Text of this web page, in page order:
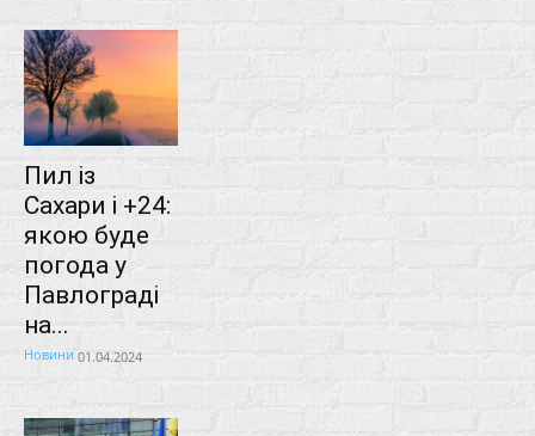
Пил із
Сахари і +24:
якою буде
погода у
Павлограді
на...
Новини 01.04.2024